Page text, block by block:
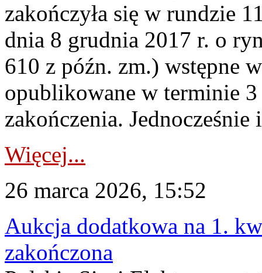
zakończyła się w rundzie
dnia 8 grudnia 2017 r. o
610 z późn. zm.) wstępne
opublikowane w terminie
zakończenia.
Więcej...
26 marca 2026, 15:52
Aukcja dodatkowa na 1.
zakończona